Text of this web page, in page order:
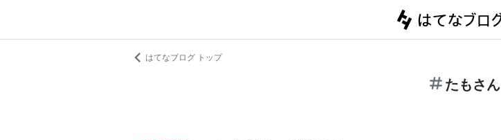
はてなブログ トップ
たもさん